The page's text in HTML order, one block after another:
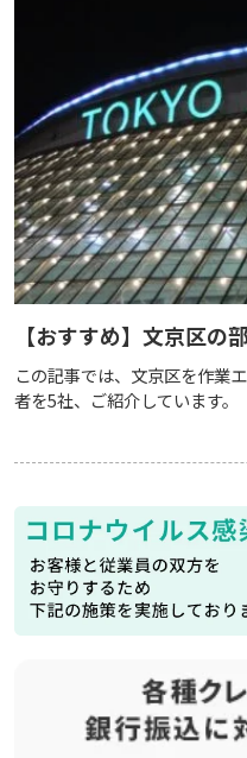
【おすすめ】文京区の
この記事では、文京区を作業
者を5社、ご紹介しています。